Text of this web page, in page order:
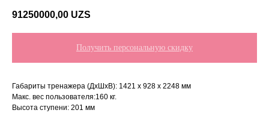
91250000,00 UZS
Получить персональную скидку
Габариты тренажера (ДxШxВ): 1421 х 928 х 2248 мм
Макс. вес пользователя:160 кг.
Высота ступени: 201 мм